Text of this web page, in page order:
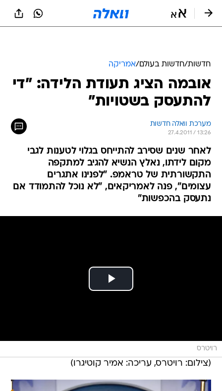
חדשות/חדשות בעולם/אמריקה
אובמה הציג תעודת הלידה: "די
להתעסק בשטויות"
מערכת וואלה חדשות
27.4.2011 / 13:26
לאחר שנים שסירב להתייחס בגלוי לטענות לגבי
מקום לידתו, נאלץ הנשיא להגיב למתקפה
התקשורתית של טראמפ. "לפנינו אתגרים
עצומים", פנה לאמריקאים, "לא נוכל להתמודד אם
נתעסק בהכפשות"
רויטרס
(צילום: רויטרס, עריכה: אמיר קוטיגרו)